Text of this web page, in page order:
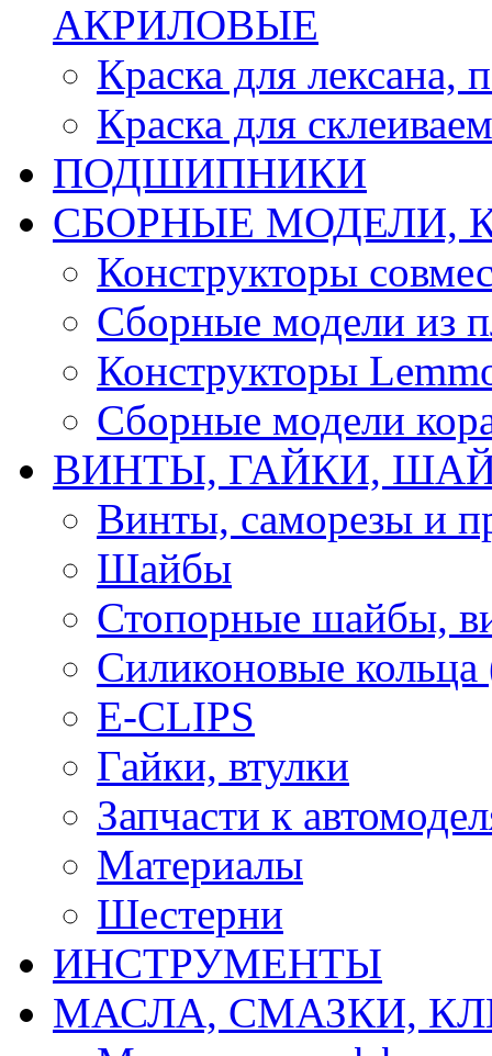
АКРИЛОВЫЕ
Краска для лексана,
Краска для
ПОДШИПНИКИ
CБОРНЫЕ МОДЕЛИ,
Конструкторы
Сборные модели из
Конструкторы
Сборные модели
ВИНТЫ, ГАЙКИ,
Винты, саморезы и
Шайбы
Стопорные шайбы,
Силиконовые
E-CLIPS
Гайки, втулки
Запчасти к
Материалы
Шестерни
ИНСТРУМЕНТЫ
МАСЛА, СМАЗКИ,